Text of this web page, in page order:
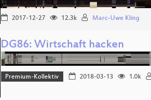
2017-12-27 12.3k Marc-Uwe Kling
DG86: Wirtschaft hacken
Premium-Kollektiv 2018-03-13 1.0k